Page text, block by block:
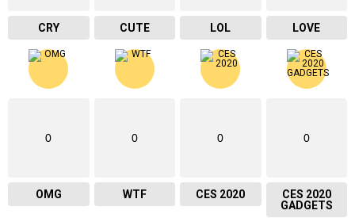
CRY CUTE LOL LOVE
0
OMG
0
WTF
0
CES 2020
0
CES 2020
GADGETS